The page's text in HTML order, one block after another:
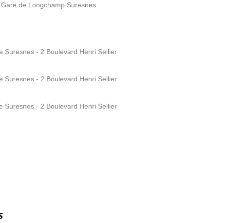
de Longchamp Suresnes
Suresnes - 2 Boulevard Henri Sellier
Suresnes - 2 Boulevard Henri Sellier
Suresnes - 2 Boulevard Henri Sellier